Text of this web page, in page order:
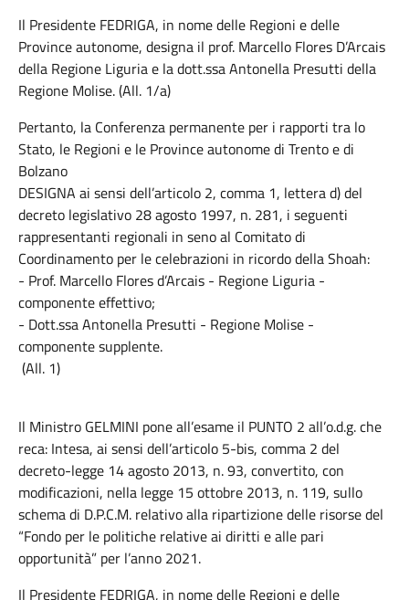
Il Presidente FEDRIGA, in nome delle Regioni e delle
Province autonome, designa il prof. Marcello Flores D’Arcais
della Regione Liguria e la dott.ssa Antonella Presutti della
Regione Molise. (All. 1/a)
Pertanto, la Conferenza permanente per i rapporti tra lo
Stato, le Regioni e le Province autonome di Trento e di
Bolzano
DESIGNA ai sensi dell’articolo 2, comma 1, lettera d) del
decreto legislativo 28 agosto 1997, n. 281, i seguenti
rappresentanti regionali in seno al Comitato di
Coordinamento per le celebrazioni in ricordo della Shoah:
- Prof. Marcello Flores d’Arcais - Regione Liguria -
componente effettivo;
- Dott.ssa Antonella Presutti - Regione Molise -
componente supplente.
(All. 1)
Il Ministro GELMINI pone all’esame il PUNTO 2 all’o.d.g. che
reca: Intesa, ai sensi dell’articolo 5-bis, comma 2 del
decreto-legge 14 agosto 2013, n. 93, convertito, con
modificazioni, nella legge 15 ottobre 2013, n. 119, sullo
schema di D.P.C.M. relativo alla ripartizione delle risorse del
“Fondo per le politiche relative ai diritti e alle pari
opportunità” per l’anno 2021.
Il Presidente FEDRIGA, in nome delle Regioni e delle